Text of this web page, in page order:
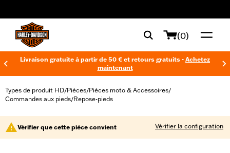
(0)
Livraison gratuite à partir de 50 € et retours gratuits - Achetez
maintenant
Types de produit HD/Pièces/Pièces moto & Accessoires/
Commandes aux pieds/Repose-pieds
Vérifier que cette pièce convient Vérifier la configuration